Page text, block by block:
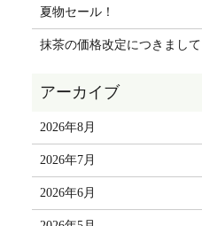
夏物セール！
抹茶の価格改定につきまして
2026年8月
2026年7月
2026年6月